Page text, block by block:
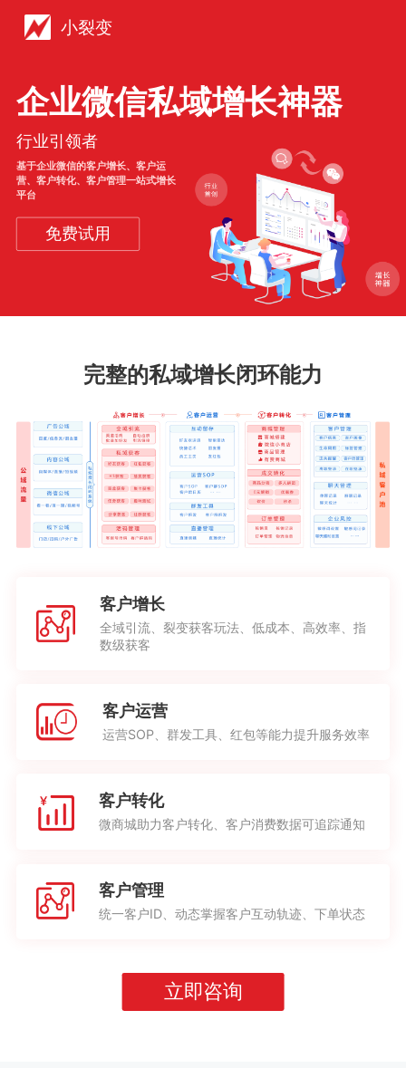
小裂变
企业微信私域增长神器
行业引领者
基于企业微信的客户增长、客户运
营、客户转化、客户管理一站式增长
平台
免费试用
完整的私域增长闭环能力
客户增长
全域引流、裂变获客玩法、低成本、高效率、指
数级获客
客户运营
运营SOP、群发工具、红包等能力提升服务效率
客户转化
微商城助力客户转化、客户消费数据可追踪通知
客户管理
统一客户ID、动态掌握客户互动轨迹、下单状态
立即咨询